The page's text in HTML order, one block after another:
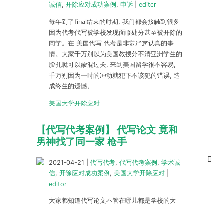
诚信, 开除应对成功案例 , 申诉 editor
每年到了final结束的时期, 我们都会接触到很多
因为代考代写被学校发现面临处分甚至被开除的
同学。在 美国代写 代考是非常严肃认真的事
情。大家千万别以为美国教授分不清亚洲学生的
脸孔就可以蒙混过关, 来到美国留学很不容易,
千万别因为一时的冲动就犯下不该犯的错误, 造
成终生的遗憾。
美国大学开除应对
【代写代考案例】 代写论文 竟和
男神找了同一家 枪手
2021-04-21 代写代考, 代写代考案例, 学术诚
信, 开除应对成功案例, 美国大学开除应对
editor
大家都知道代写论文不管在哪儿都是学校的大